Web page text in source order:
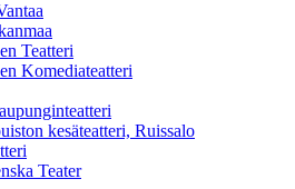
Teatteri
Komediateatteri
kesäteatteri, Ruissalo
Teater